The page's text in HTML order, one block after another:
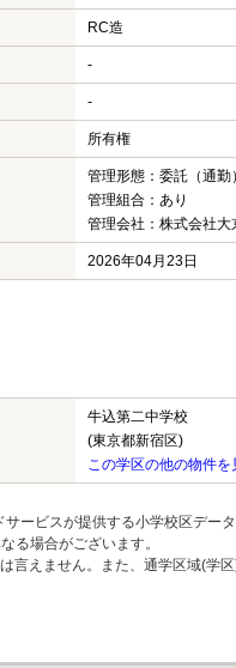
RC造
-
-
所有権
管理形態：委託（通勤）
管理組合：あり
管理会社：株式会社大
2026年04月23日
牛込第二中学校
(東京都新宿区)
この学区の他の物件を
ービスが提供する小学校区デー
る場合がございます。
言えません。また、通学区域(学